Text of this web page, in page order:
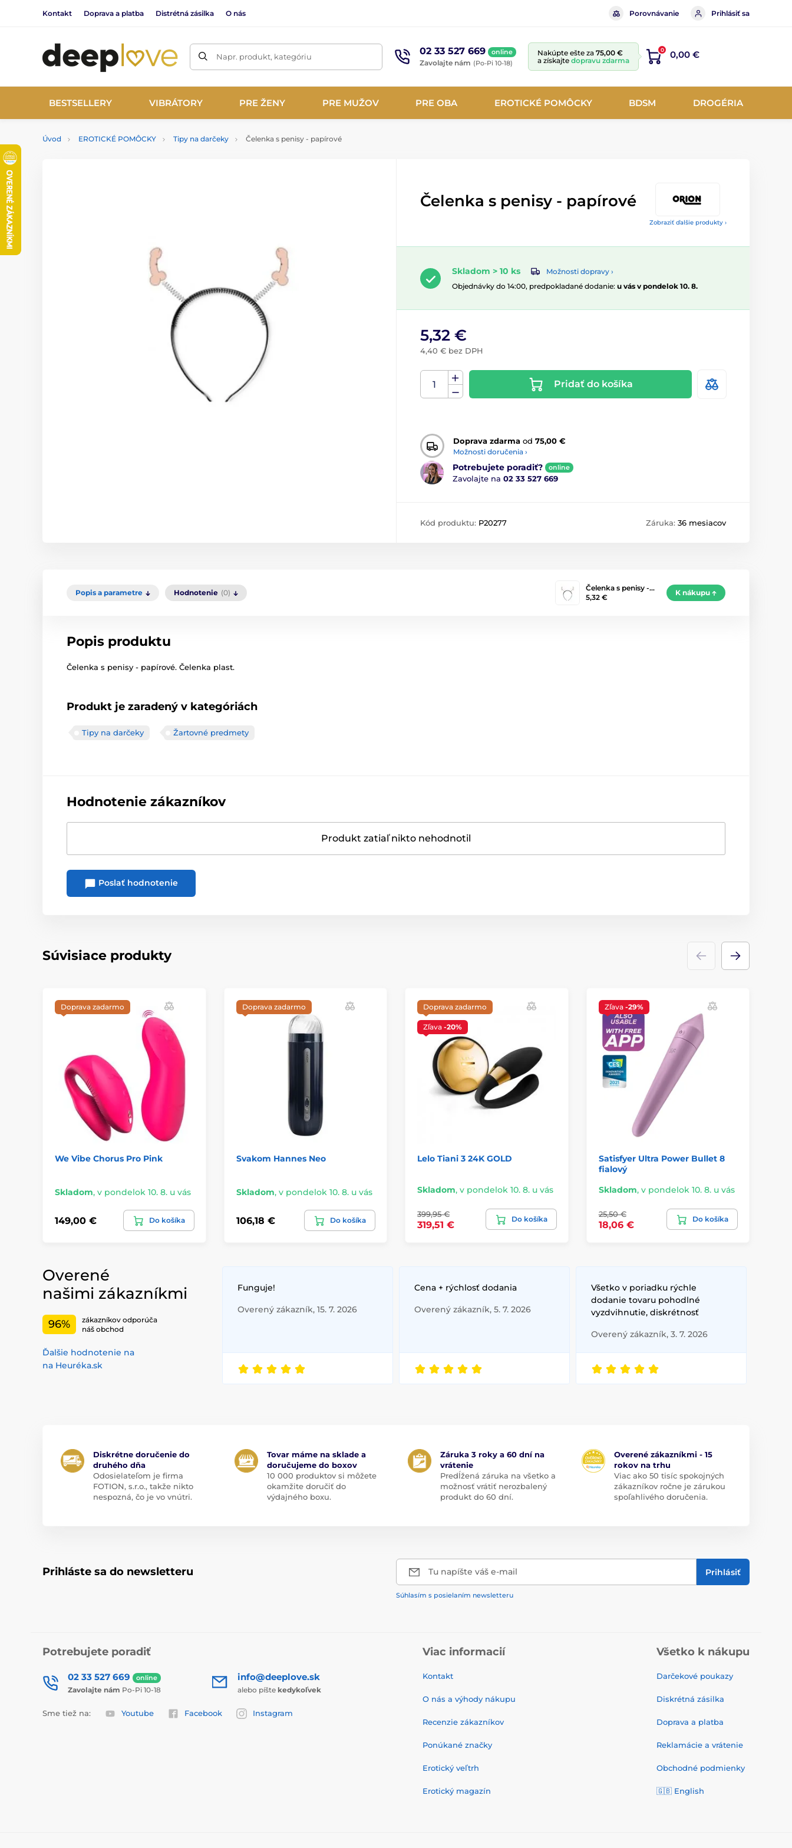
Kontakt Doprava a platba Distrétná zásilka O nás Porovnávanie Prihlásiť sa
Napr. produkt, kategóriu 02 33 527 669 online
Zavolajte nám (Po-Pi 10-18)
Nakúpte ešte za 75,00 €
a získajte dopravu zdarma
0 0,00 €
BESTSELLERY VIBRÁTORY PRE ŽENY PRE MUŽOV PRE OBA EROTICKÉ POMÔCKY BDSM DROGÉRIA
Úvod EROTICKÉ POMÔCKY Tipy na darčeky Čelenka s penisy - papírové
Zobraziť ďalšie produkty ›
Čelenka s penisy - papírové
Skladom > 10 ks
Možnosti dopravy ›
Objednávky do 14:00, predpokladané dodanie: u vás v pondelok 10. 8.
5,32 €
4,40 € bez DPH
Pridať do košíka
Doprava zdarma od 75,00 €
Možnosti doručenia ›
Potrebujete poradiť? online
Zavolajte na 02 33 527 669
Kód produktu: P20277 Záruka: 36 mesiacov
Popis a parametre Hodnotenie (0)
Čelenka s penisy -…
5,32 €
K nákupu
Popis produktu
Čelenka s penisy - papírové. Čelenka plast.
Produkt je zaradený v kategóriách
Tipy na darčeky Žartovné predmety
Hodnotenie zákazníkov
Produkt zatiaľ nikto nehodnotil
Poslať hodnotenie
Súvisiace produkty
Doprava zadarmo
We Vibe Chorus Pro Pink
Skladom, v pondelok 10. 8. u vás
149,00 € Do košíka
Doprava zadarmo
Svakom Hannes Neo
Skladom, v pondelok 10. 8. u vás
106,18 € Do košíka
Doprava zadarmo
Zľava -20%
Lelo Tiani 3 24K GOLD
Skladom, v pondelok 10. 8. u vás
399,95 €
319,51 €
Do košíka
Zľava -29%
Satisfyer Ultra Power Bullet 8
fialový
Skladom, v pondelok 10. 8. u vás
25,50 €
18,06 €
Do košíka
Overené
našimi zákazníkmi
96%
zákazníkov odporúča
náš obchod
Ďalšie hodnotenie na
na Heuréka.sk
Funguje!
Overený zákazník, 15. 7. 2026
Cena + rýchlosť dodania
Overený zákazník, 5. 7. 2026
Všetko v poriadku rýchle
dodanie tovaru pohodlné
vyzdvihnutie, diskrétnosť
Overený zákazník, 3. 7. 2026
Diskrétne doručenie do
druhého dňa
Odosielateľom je firma
FOTION, s.r.o., takže nikto
nespozná, čo je vo vnútri.
Tovar máme na sklade a
doručujeme do boxov
10 000 produktov si môžete
okamžite doručiť do
výdajného boxu.
Záruka 3 roky a 60 dní na
vrátenie
Predĺžená záruka na všetko a
možnosť vrátiť nerozbalený
produkt do 60 dní.
Overené zákazníkmi - 15
rokov na trhu
Viac ako 50 tisíc spokojných
zákazníkov ročne je zárukou
spoľahlivého doručenia.
Prihláste sa do newsletteru Tu napíšte váš e-mail Prihlásiť
Súhlasím s posielaním newsletteru
Potrebujete poradiť
02 33 527 669 online
Zavolajte nám Po-Pi 10-18
info@deeplove.sk
alebo píšte kedykoľvek
Sme tiež na: Youtube Facebook Instagram
Viac informacií
Kontakt
O nás a výhody nákupu
Recenzie zákazníkov
Ponúkané značky
Erotický veľtrh
Erotický magazín
Všetko k nákupu
Darčekové poukazy
Diskrétná zásilka
Doprava a platba
Reklamácie a vrátenie
Obchodné podmienky
🇬🇧 English